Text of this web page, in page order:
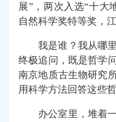
展”，两次入选“十大
自然科学奖特等奖，
我是谁？我从哪
终极追问，既是哲学
南京地质古生物研究
用科学方法回答这些哲
办公室里，堆着